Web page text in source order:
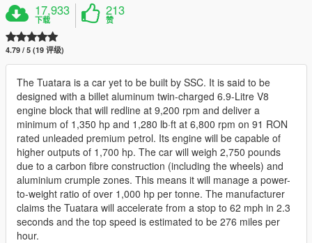
17,933
下载
213
赞
4.79 / 5 (19 评级)
The Tuatara is a car yet to be built by SSC. It is said to be
designed with a billet aluminum twin-charged 6.9-Litre V8
engine block that will redline at 9,200 rpm and deliver a
minimum of 1,350 hp and 1,280 lb·ft at 6,800 rpm on 91 RON
rated unleaded premium petrol. Its engine will be capable of
higher outputs of 1,700 hp. The car will weigh 2,750 pounds
due to a carbon fibre construction (including the wheels) and
aluminium crumple zones. This means it will manage a power-
to-weight ratio of over 1,000 hp per tonne. The manufacturer
claims the Tuatara will accelerate from a stop to 62 mph in 2.3
seconds and the top speed is estimated to be 276 miles per
hour.